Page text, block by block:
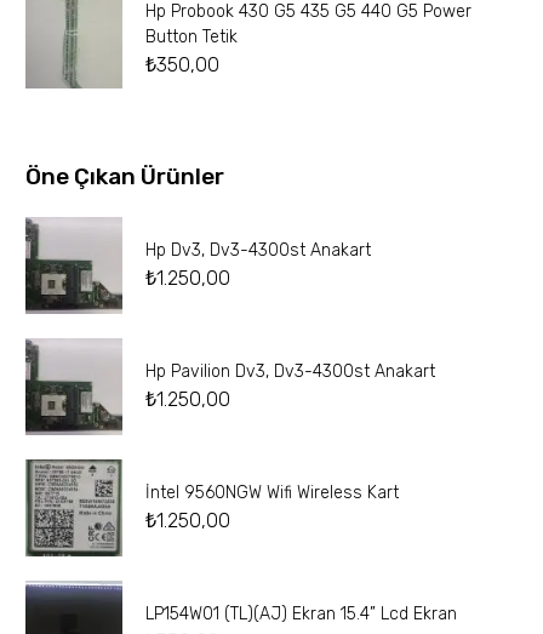
Hp Probook 430 G5 435 G5 440 G5 Power
Button Tetik
₺350,00
Öne Çıkan Ürünler
Hp Dv3, Dv3-4300st Anakart
₺1.250,00
Hp Pavilion Dv3, Dv3-4300st Anakart
₺1.250,00
İntel 9560NGW Wifi Wireless Kart
₺1.250,00
LP154W01 (TL)(AJ) Ekran 15.4” Lcd Ekran